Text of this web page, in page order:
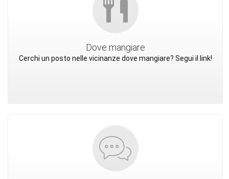
Dove mangiare
Cerchi un posto nelle vicinanze dove mangiare? Segui il link!